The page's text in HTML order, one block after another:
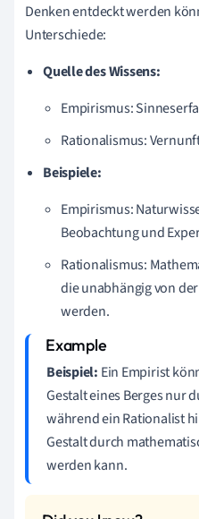
Denken entdeckt werden
Unterschiede:
Quelle des Wissens:
Empirismus:
Rationalismus:
Beispiele:
Empirismus:
Beobachtung und
Rationalismus:
die unabhängig von
werden.
Beispiel: Ein Empirist
Gestalt eines Berges nur
während ein Rationalist
Gestalt durch
werden kann.